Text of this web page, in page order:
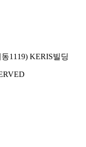
1119) KERIS빌딩